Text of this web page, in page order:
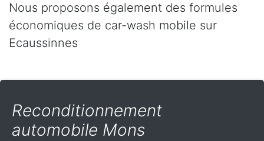
Nous proposons également des formules
économiques de car-wash mobile sur
Ecaussinnes
Reconditionnement
automobile Mons